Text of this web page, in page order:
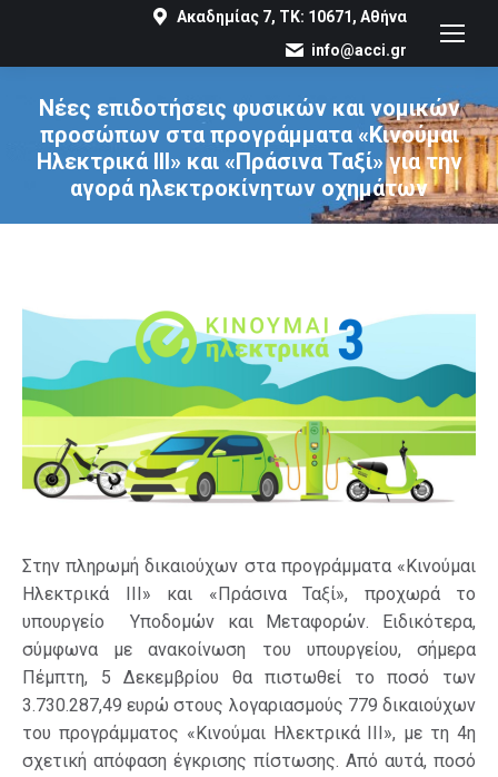
Ακαδημίας 7, ΤΚ: 10671, Αθήνα
info@acci.gr
Νέες επιδοτήσεις φυσικών και νομικών
προσώπων στα προγράμματα «Κινούμαι
Ηλεκτρικά ΙΙΙ» και «Πράσινα Ταξί» για την
αγορά ηλεκτροκίνητων οχημάτων
You are here:
Στην πληρωμή δικαιούχων στα προγράμματα «Κινούμαι
Ηλεκτρικά ΙΙΙ» και «Πράσινα Ταξί», προχωρά το
υπουργείο Υποδομών και Μεταφορών. Ειδικότερα,
σύμφωνα με ανακοίνωση του υπουργείου, σήμερα
Πέμπτη, 5 Δεκεμβρίου θα πιστωθεί το ποσό των
3.730.287,49 ευρώ στους λογαριασμούς 779 δικαιούχων
του προγράμματος «Κινούμαι Ηλεκτρικά ΙΙΙ», με τη 4η
σχετική απόφαση έγκρισης πίστωσης. Από αυτά, ποσό